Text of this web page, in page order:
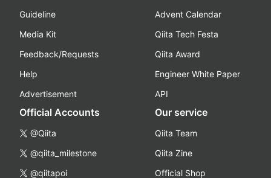
Guideline
Media Kit
Feedback/Requests
Help
Advertisement
Advent Calendar
Qiita Tech Festa
Qiita Award
Engineer White Paper
API
Official Accounts
@Qiita
@qiita_milestone
@qiitapoi
Our service
Qiita Team
Qiita Zine
Official Shop